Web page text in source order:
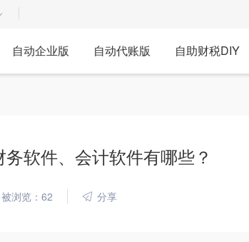
自动企业版 自动代账版 自助财税DIY
软件、会计软件有哪些？
被浏览：62 分享